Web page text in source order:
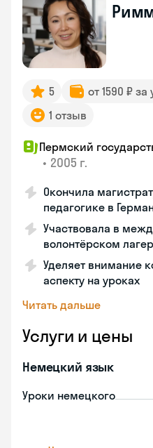
5 от 1590 ₽ за
1 отзыв
Пермский
• 2005 г.
Окончила
педагогике в
Участвовала в
волонтёрском
Уделяет внимание
аспекту на уроках
Читать дальше
Услуги и цены
Немецкий язык
Уроки немецкого